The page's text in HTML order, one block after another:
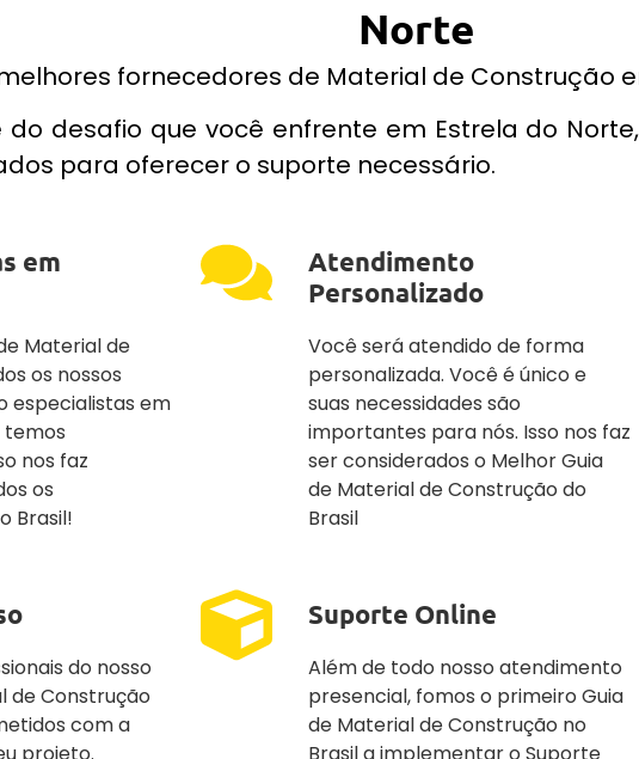
Norte
fornecedores de Material de Construção
desafio que você enfrente em Estrela do
para oferecer o suporte necessário.
em
Material de
os nossos
especialistas em
temos
nos faz
os
Brasil!
Atendimento
Personalizado
Você será atendido de forma
personalizada. Você é único e
suas necessidades são
importantes para nós. Isso nos faz
ser considerados o Melhor Guia
de Material de Construção do
Brasil
do nosso
de Construção
com a
projeto.
Suporte Online
Além de todo nosso atendimento
presencial, fomos o primeiro Guia
de Material de Construção no
Brasil a implementar o Suporte